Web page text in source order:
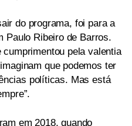
do programa, foi para a
Paulo Ribeiro de Barros.
cumprimentou pela valentia
que podemos ter
políticas. Mas está
em 2018, quando